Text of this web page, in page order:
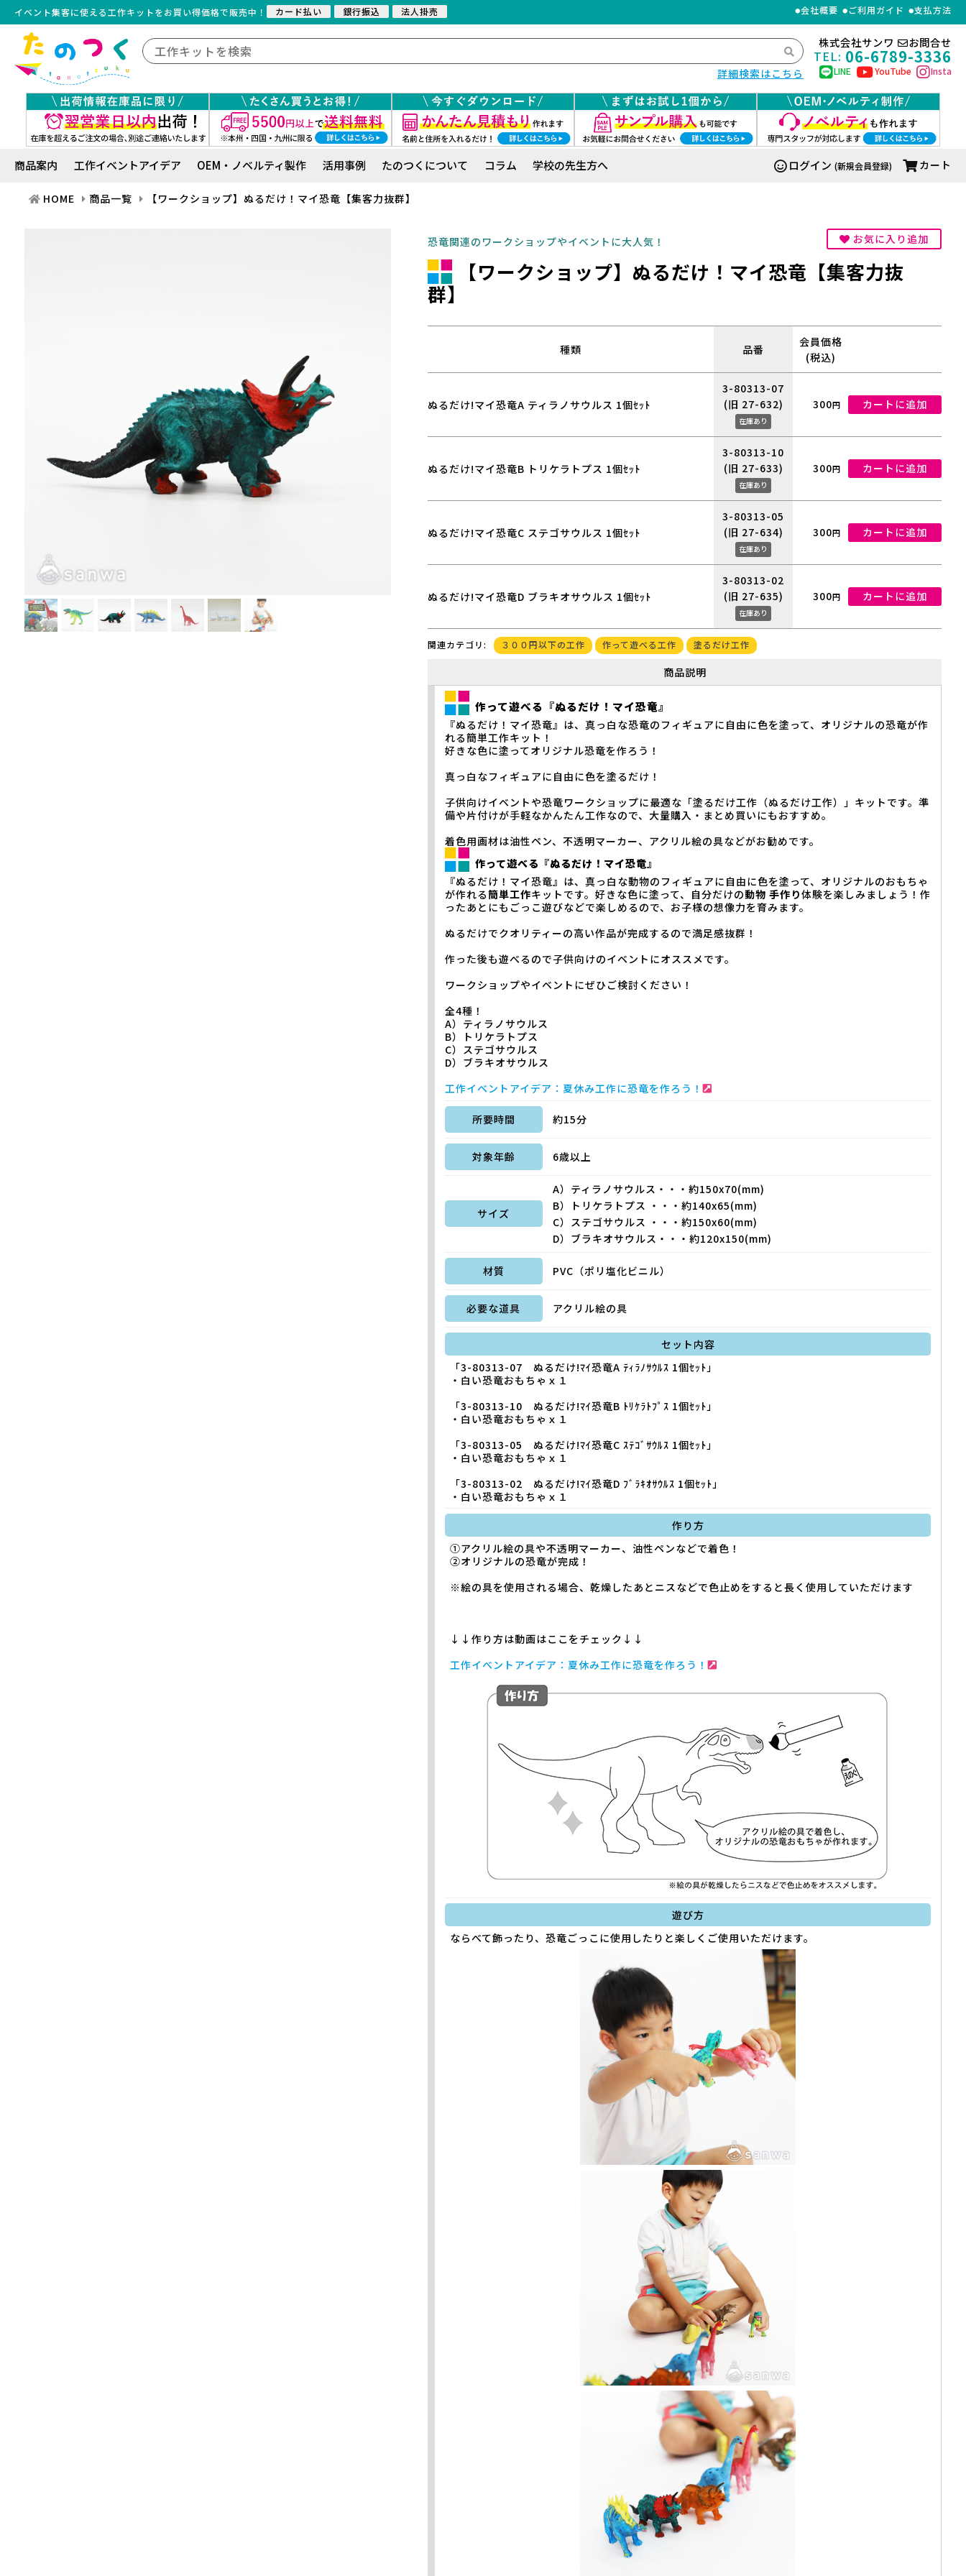
イベント集客に使える工作キットをお買い得価格で販売中！ カード払い 銀行振込 法人掛売 会社概要 ご利用ガイド 支払方法
詳細検索はこちら
株式会社サンワ お問合せ
TEL: 06-6789-3336
LINE YouTube Insta
商品案内 工作イベントアイデア OEM・ノベルティ製作 活用事例 たのつくについて コラム 学校の先生方へ ログイン (新規会員登録) カート
HOME 商品一覧 【ワークショップ】ぬるだけ！マイ恐竜【集客力抜群】
恐竜関連のワークショップやイベントに大人気！ お気に入り追加
【ワークショップ】ぬるだけ！マイ恐竜【集客力抜
群】
種類 品番
会員価格
(税込)
ぬるだけ!マイ恐竜A ティラノサウルス 1個ｾｯﾄ
3-80313-07
(旧 27-632)
在庫あり
300円 カートに追加
ぬるだけ!マイ恐竜B トリケラトプス 1個ｾｯﾄ
3-80313-10
(旧 27-633)
在庫あり
300円 カートに追加
ぬるだけ!マイ恐竜C ステゴサウルス 1個ｾｯﾄ
3-80313-05
(旧 27-634)
在庫あり
300円 カートに追加
ぬるだけ!マイ恐竜D ブラキオサウルス 1個ｾｯﾄ
3-80313-02
(旧 27-635)
在庫あり
300円 カートに追加
関連カテゴリ: ３００円以下の工作 作って遊べる工作 塗るだけ工作
商品説明
作って遊べる『ぬるだけ！マイ恐竜』
『ぬるだけ！マイ恐竜』は、真っ白な恐竜のフィギュアに自由に色を塗って、オリジナルの恐竜が作
れる簡単工作キット！
好きな色に塗ってオリジナル恐竜を作ろう！
真っ白なフィギュアに自由に色を塗るだけ！
子供向けイベントや恐竜ワークショップに最適な「塗るだけ工作（ぬるだけ工作）」キットです。準
備や片付けが手軽なかんたん工作なので、大量購入・まとめ買いにもおすすめ。
着色用画材は油性ペン、不透明マーカー、アクリル絵の具などがお勧めです。
作って遊べる『ぬるだけ！マイ恐竜』
『ぬるだけ！マイ恐竜』は、真っ白な動物のフィギュアに自由に色を塗って、オリジナルのおもちゃ
が作れる簡単工作キットです。好きな色に塗って、自分だけの動物 手作り体験を楽しみましょう！作
ったあとにもごっこ遊びなどで楽しめるので、お子様の想像力を育みます。
ぬるだけでクオリティーの高い作品が完成するので満足感抜群！
作った後も遊べるので子供向けのイベントにオススメです。
ワークショップやイベントにぜひご検討ください！
全4種！
A）ティラノサウルス
B）トリケラトプス
C）ステゴサウルス
D）ブラキオサウルス
工作イベントアイデア：夏休み工作に恐竜を作ろう！
所要時間 約15分
対象年齢 6歳以上
サイズ
A）ティラノサウルス・・・約150x70(mm)
B）トリケラトプス ・・・約140x65(mm)
C）ステゴサウルス ・・・約150x60(mm)
D）ブラキオサウルス・・・約120x150(mm)
材質 PVC（ポリ塩化ビニル）
必要な道具 アクリル絵の具
セット内容
「3-80313-07 ぬるだけ!ﾏｲ恐竜A ﾃｨﾗﾉｻｳﾙｽ 1個ｾｯﾄ」
・白い恐竜おもちゃｘ１
「3-80313-10 ぬるだけ!ﾏｲ恐竜B ﾄﾘｹﾗﾄﾌﾟｽ 1個ｾｯﾄ」
・白い恐竜おもちゃｘ１
「3-80313-05 ぬるだけ!ﾏｲ恐竜C ｽﾃｺﾞｻｳﾙｽ 1個ｾｯﾄ」
・白い恐竜おもちゃｘ１
「3-80313-02 ぬるだけ!ﾏｲ恐竜D ﾌﾞﾗｷｵｻｳﾙｽ 1個ｾｯﾄ」
・白い恐竜おもちゃｘ１
作り方
①アクリル絵の具や不透明マーカー、油性ペンなどで着色！
②オリジナルの恐竜が完成！
※絵の具を使用される場合、乾燥したあとニスなどで色止めをすると長く使用していただけます
↓↓作り方は動画はここをチェック↓↓
工作イベントアイデア：夏休み工作に恐竜を作ろう！
遊び方
ならべて飾ったり、恐竜ごっこに使用したりと楽しくご使用いただけます。